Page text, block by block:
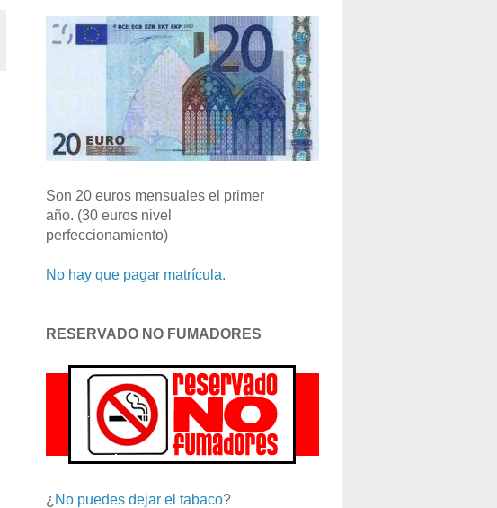
Son 20 euros mensuales el primer
año. (30 euros nivel
perfeccionamiento)
No hay que pagar matrícula.
RESERVADO NO FUMADORES
¿ No puedes dejar el tabaco?